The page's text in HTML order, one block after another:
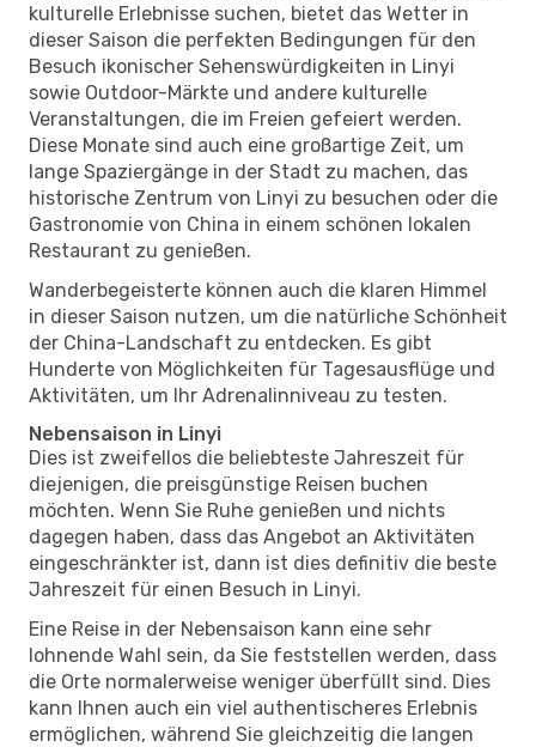
kulturelle Erlebnisse suchen, bietet das Wetter in
dieser Saison die perfekten Bedingungen für den
Besuch ikonischer Sehenswürdigkeiten in Linyi
sowie Outdoor-Märkte und andere kulturelle
Veranstaltungen, die im Freien gefeiert werden.
Diese Monate sind auch eine großartige Zeit, um
lange Spaziergänge in der Stadt zu machen, das
historische Zentrum von Linyi zu besuchen oder die
Gastronomie von China in einem schönen lokalen
Restaurant zu genießen.
Wanderbegeisterte können auch die klaren Himmel
in dieser Saison nutzen, um die natürliche Schönheit
der China-Landschaft zu entdecken. Es gibt
Hunderte von Möglichkeiten für Tagesausflüge und
Aktivitäten, um Ihr Adrenalinniveau zu testen.
Nebensaison in Linyi
Dies ist zweifellos die beliebteste Jahreszeit für
diejenigen, die preisgünstige Reisen buchen
möchten. Wenn Sie Ruhe genießen und nichts
dagegen haben, dass das Angebot an Aktivitäten
eingeschränkter ist, dann ist dies definitiv die beste
Jahreszeit für einen Besuch in Linyi.
Eine Reise in der Nebensaison kann eine sehr
lohnende Wahl sein, da Sie feststellen werden, dass
die Orte normalerweise weniger überfüllt sind. Dies
kann Ihnen auch ein viel authentischeres Erlebnis
ermöglichen, während Sie gleichzeitig die langen